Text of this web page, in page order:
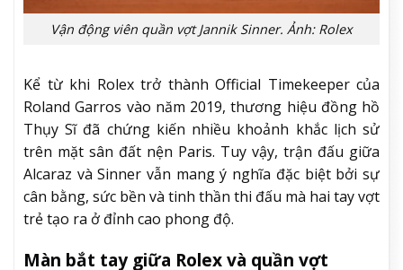
Vận động viên quần vợt Jannik Sinner. Ảnh: Rolex
Kể từ khi Rolex trở thành Official Timekeeper của
Roland Garros vào năm 2019, thương hiệu đồng hồ
Thụy Sĩ đã chứng kiến nhiều khoảnh khắc lịch sử
trên mặt sân đất nện Paris. Tuy vậy, trận đấu giữa
Alcaraz và Sinner vẫn mang ý nghĩa đặc biệt bởi sự
cân bằng, sức bền và tinh thần thi đấu mà hai tay vợt
trẻ tạo ra ở đỉnh cao phong độ.
Màn bắt tay giữa Rolex và quần vợt